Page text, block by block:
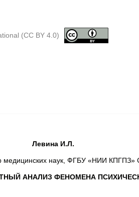
(CC BY 4.0)
Левина И.Л.
медицинских наук, ФГБУ «НИИ
АНАЛИЗ ФЕНОМЕНА